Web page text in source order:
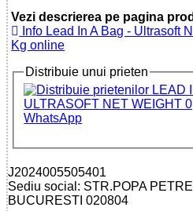
Vezi descrierea pe pagina
Info Lead In A Bag - Ultrasoft
Kg online
Distribuie unui prieten
J2024005505401
Sediu social: STR.POPA
BUCURESTI 020804